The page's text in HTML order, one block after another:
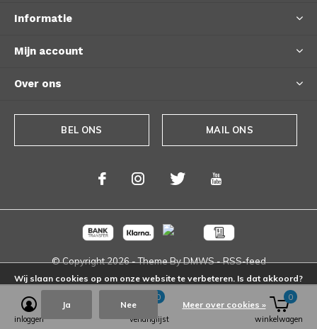
Informatie
Mijn account
Over ons
BEL ONS MAIL ONS
© Copyright2026- Theme ByDMWS-RSS-feed
inloggen verlanglijst
0
winkelwagen
0
Wij slaan cookies op om onze website te verbeteren. Is dat akkoord?
Ja Nee Meer over cookies »